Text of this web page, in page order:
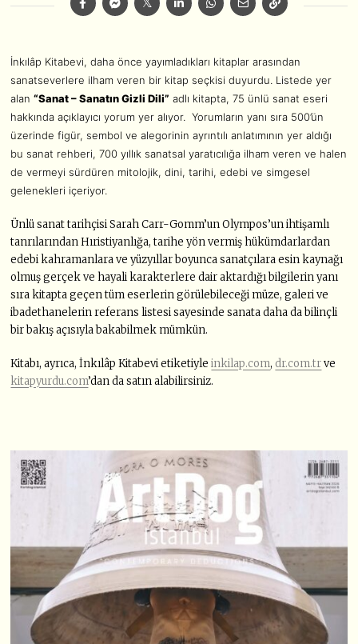
İnkılâp Kitabevi, daha önce yayımladıkları kitaplar arasından
sanatseverlere ilham veren bir kitap seçkisi duyurdu. Listede yer
alan“Sanat – Sanatın Gizli Dili” adlı kitapta,75 ünlü sanat eseri
hakkında açıklayıcı yorum yer alıyor. Yorumların yanı sıra 500’ün
üzerinde figür, sembol ve alegorinin ayrıntılı anlatımının yer aldığı
bu sanat rehberi, 700 yıllık sanatsal yaratıcılığa ilham veren ve halen
de vermeyi sürdüren mitolojik, dini, tarihi, edebi ve simgesel
gelenekleri içeriyor.
Ünlü sanat tarihçisi Sarah Carr-Gomm’un Olympos’un ihtişamlı
tanrılarından Hıristiyanlığa, tarihe yön vermiş hükümdarlardan
edebi kahramanlara ve yüzyıllar boyunca sanatçılara esin kaynağı
olmuş gerçek ve hayali karakterlere dair aktardığı bilgilerin yanı
sıra kitapta geçen tüm eserlerin görülebileceği müze, galeri ve
ibadethanelerin referans listesi sayesinde sanata daha da bilinçli
bir bakış açısıyla bakabilmek mümkün.
Kitabı, ayrıca, İnkılâp Kitabevi etiketiyleinkilap.com, dr.com.trve
kitapyurdu.com’dan da satın alabilirsiniz.